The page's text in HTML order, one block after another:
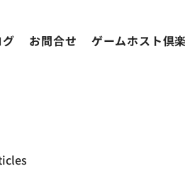
お問合せ ゲームホスト倶